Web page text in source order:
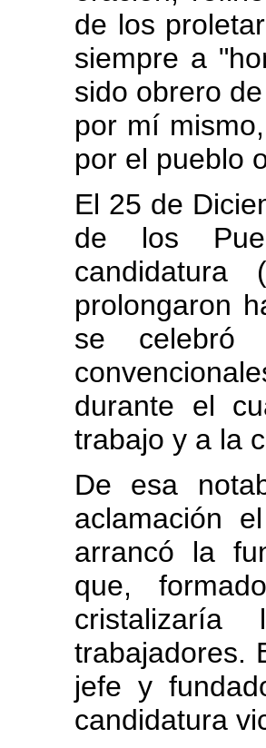
de los
siempre a
sido obrero
por mí
por el pueblo
El 25 de
de los
candidatura (
prolongaron
se celebró
durante el
trabajo y a la
De esa
aclamación
arrancó la
que,
trabajadores.
jefe y
candidatura